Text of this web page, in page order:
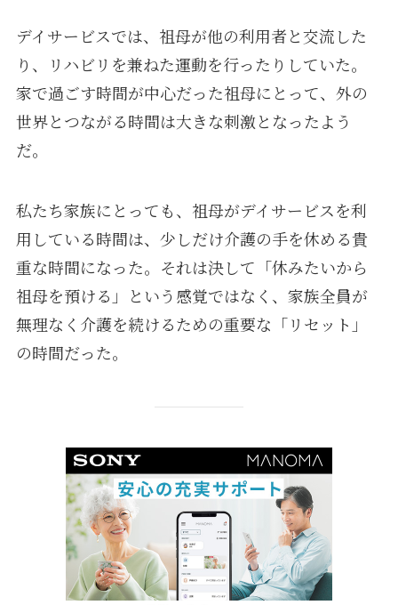
デイサービスでは、祖母が他の利用者と交流した
り、リハビリを兼ねた運動を行ったりしていた。
家で過ごす時間が中心だった祖母にとって、外の
世界とつながる時間は大きな刺激となったよう
だ。
私たち家族にとっても、祖母がデイサービスを利
用している時間は、少しだけ介護の手を休める貴
重な時間になった。それは決して「休みたいから
祖母を預ける」という感覚ではなく、家族全員が
無理なく介護を続けるための重要な「リセット」
の時間だった。